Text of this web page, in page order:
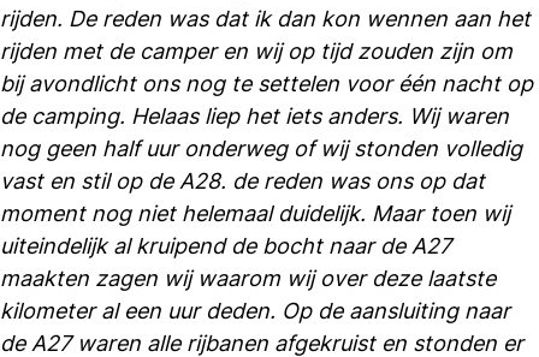
rijden. De reden was dat ik dan kon wennen aan het
rijden met de camper en wij op tijd zouden zijn om
bij avondlicht ons nog te settelen voor één nacht op
de camping. Helaas liep het iets anders. Wij waren
nog geen half uur onderweg of wij stonden volledig
vast en stil op de A28. de reden was ons op dat
moment nog niet helemaal duidelijk. Maar toen wij
uiteindelijk al kruipend de bocht naar de A27
maakten zagen wij waarom wij over deze laatste
kilometer al een uur deden. Op de aansluiting naar
de A27 waren alle rijbanen afgekruist en stonden er